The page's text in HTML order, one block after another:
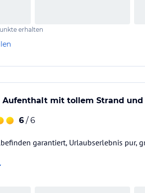
erhalten
Aufenthalt mit tollem Strand und
6 / 6
garantiert, Urlaubserlebnis pur,